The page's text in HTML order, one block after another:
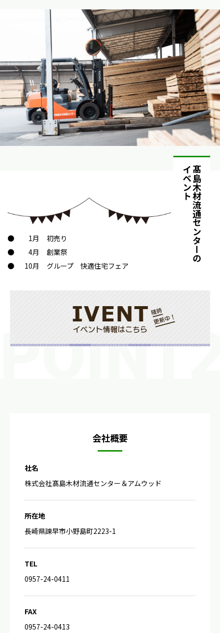
髙島木材流通センターの
イベント
1月
初売り
4月
創業祭
10月
グループ 快適住宅フェア
会社概要
社名
株式会社髙島木材流通センター＆アムウッド
所在地
長崎県諫早市小野島町2223-1
TEL
0957-24-0411
FAX
0957-24-0413